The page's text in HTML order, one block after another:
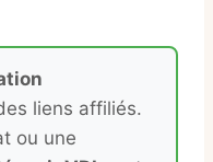
liens affiliés.
ou une